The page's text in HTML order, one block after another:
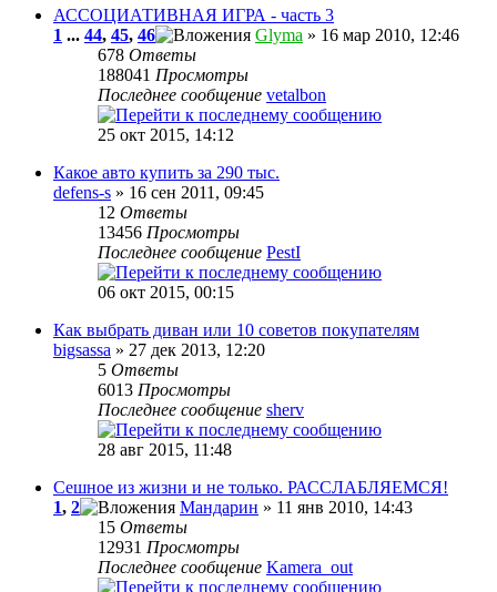
АССОЦИАТИВНАЯ ИГРА - часть 3
1 ... 44, 45, 46 Glyma » 16 мар 2010, 12:46
678 Ответы
188041 Просмотры
Последнее сообщение vetalbon
25 окт 2015, 14:12
Какое авто купить за 290 тыс.
defens-s » 16 сен 2011, 09:45
12 Ответы
13456 Просмотры
Последнее сообщение PestI
06 окт 2015, 00:15
Как выбрать диван или 10 советов покупателям
bigsassa » 27 дек 2013, 12:20
5 Ответы
6013 Просмотры
Последнее сообщение sherv
28 авг 2015, 11:48
Сешное из жизни и не только. РАССЛАБЛЯЕМСЯ!
1, 2 Мандарин » 11 янв 2010, 14:43
15 Ответы
12931 Просмотры
Последнее сообщение Kamera_out